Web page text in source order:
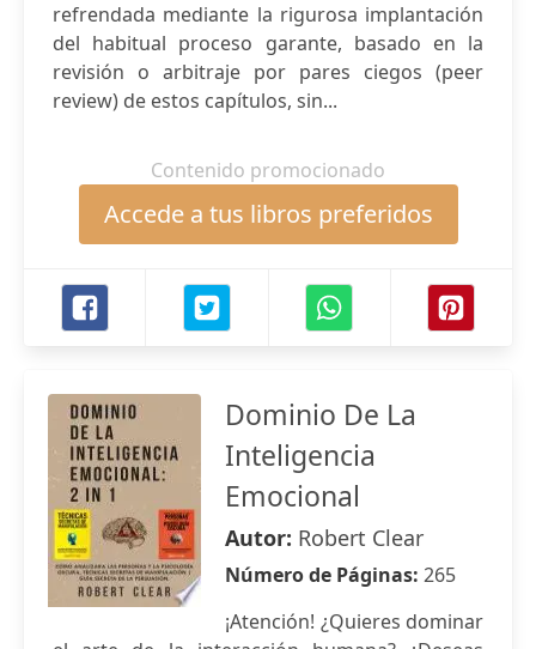
refrendada mediante la rigurosa implantación
del habitual proceso garante, basado en la
revisión o arbitraje por pares ciegos (peer
review) de estos capítulos, sin...
Contenido promocionado
Accede a tus libros preferidos
Dominio De La
Inteligencia
Emocional
Autor: Robert Clear
Número de Páginas: 265
¡Atención! ¿Quieres dominar